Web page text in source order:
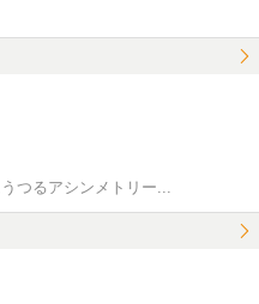
つるアシンメトリー...